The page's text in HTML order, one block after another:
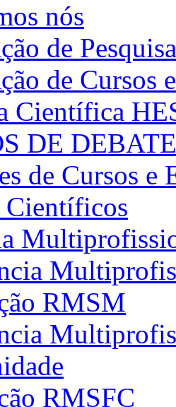
nós
de Pesquisa
de Cursos
Científica
DE
de Cursos e
Científicos
RMSM
RMSFC